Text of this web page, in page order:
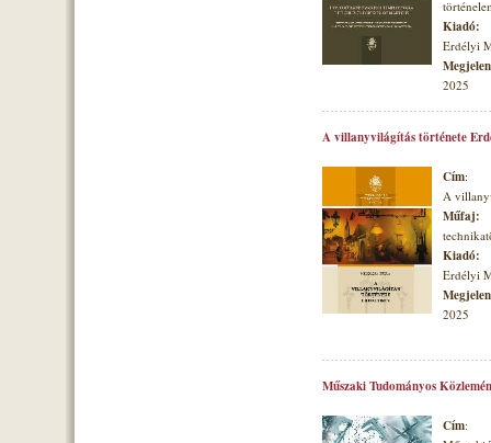
Kiadó:
Erdélyi
2025
A villanyvilágítás története
Cím:
A
Műfaj:
Kiadó:
Erdélyi
2025
Műszaki Tudományos
Cím: